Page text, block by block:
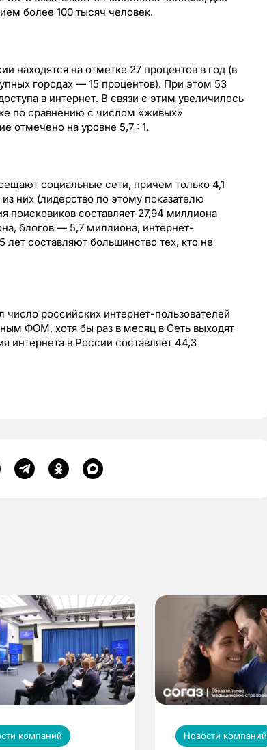
более 100 тысяч человек.
находятся на отметке 27 процентов в год (в
городах — 15 процентов). При этом 53
в интернет. В связи с этим увеличилось
по сравнению с числом «живых»
отмечено на уровне 5,7 : 1.
социальные сети, причем только 4,1
них (лидерство по этому показателю
поисковиков составляет 27,94 миллиона
блогов — 5,7 миллиона, интернет-
составляют большинство тех, кто не
российских интернет-пользователей
ФОМ, хотя бы раз в месяц в Сеть выходят
интернета в России составляет 44,3
компаний Новости компаний